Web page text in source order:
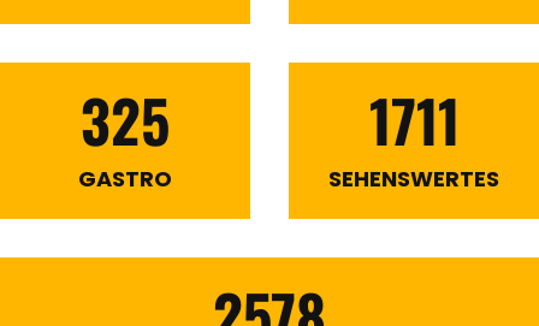
325
GASTRO
1711
SEHENSWERTES